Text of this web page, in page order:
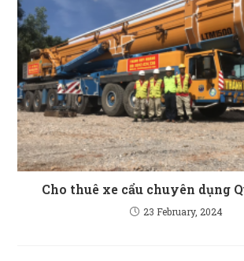
Cho thuê xe cẩu chuyên dụng
23 February, 2024